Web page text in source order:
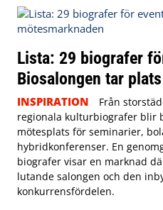
Lista: 29 biografer
Biosalongen tar
INSPIRATION
Från
regionala kulturbiografer blir
mötesplats för seminarier,
hybridkonferenser. En
biografer visar en marknad
lutande salongen och den
konkurrensfördelen.